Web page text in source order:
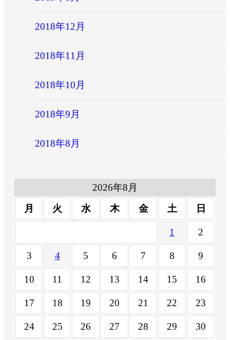
2018年12月
2018年11月
2018年10月
2018年9月
2018年8月
2026年8月
月
火 水 木 金 土 日
1 2
3 4 5 6 7 8 9
10 11 12 13 14 15 16
17 18 19 20 21 22 23
24 25 26 27 28 29 30